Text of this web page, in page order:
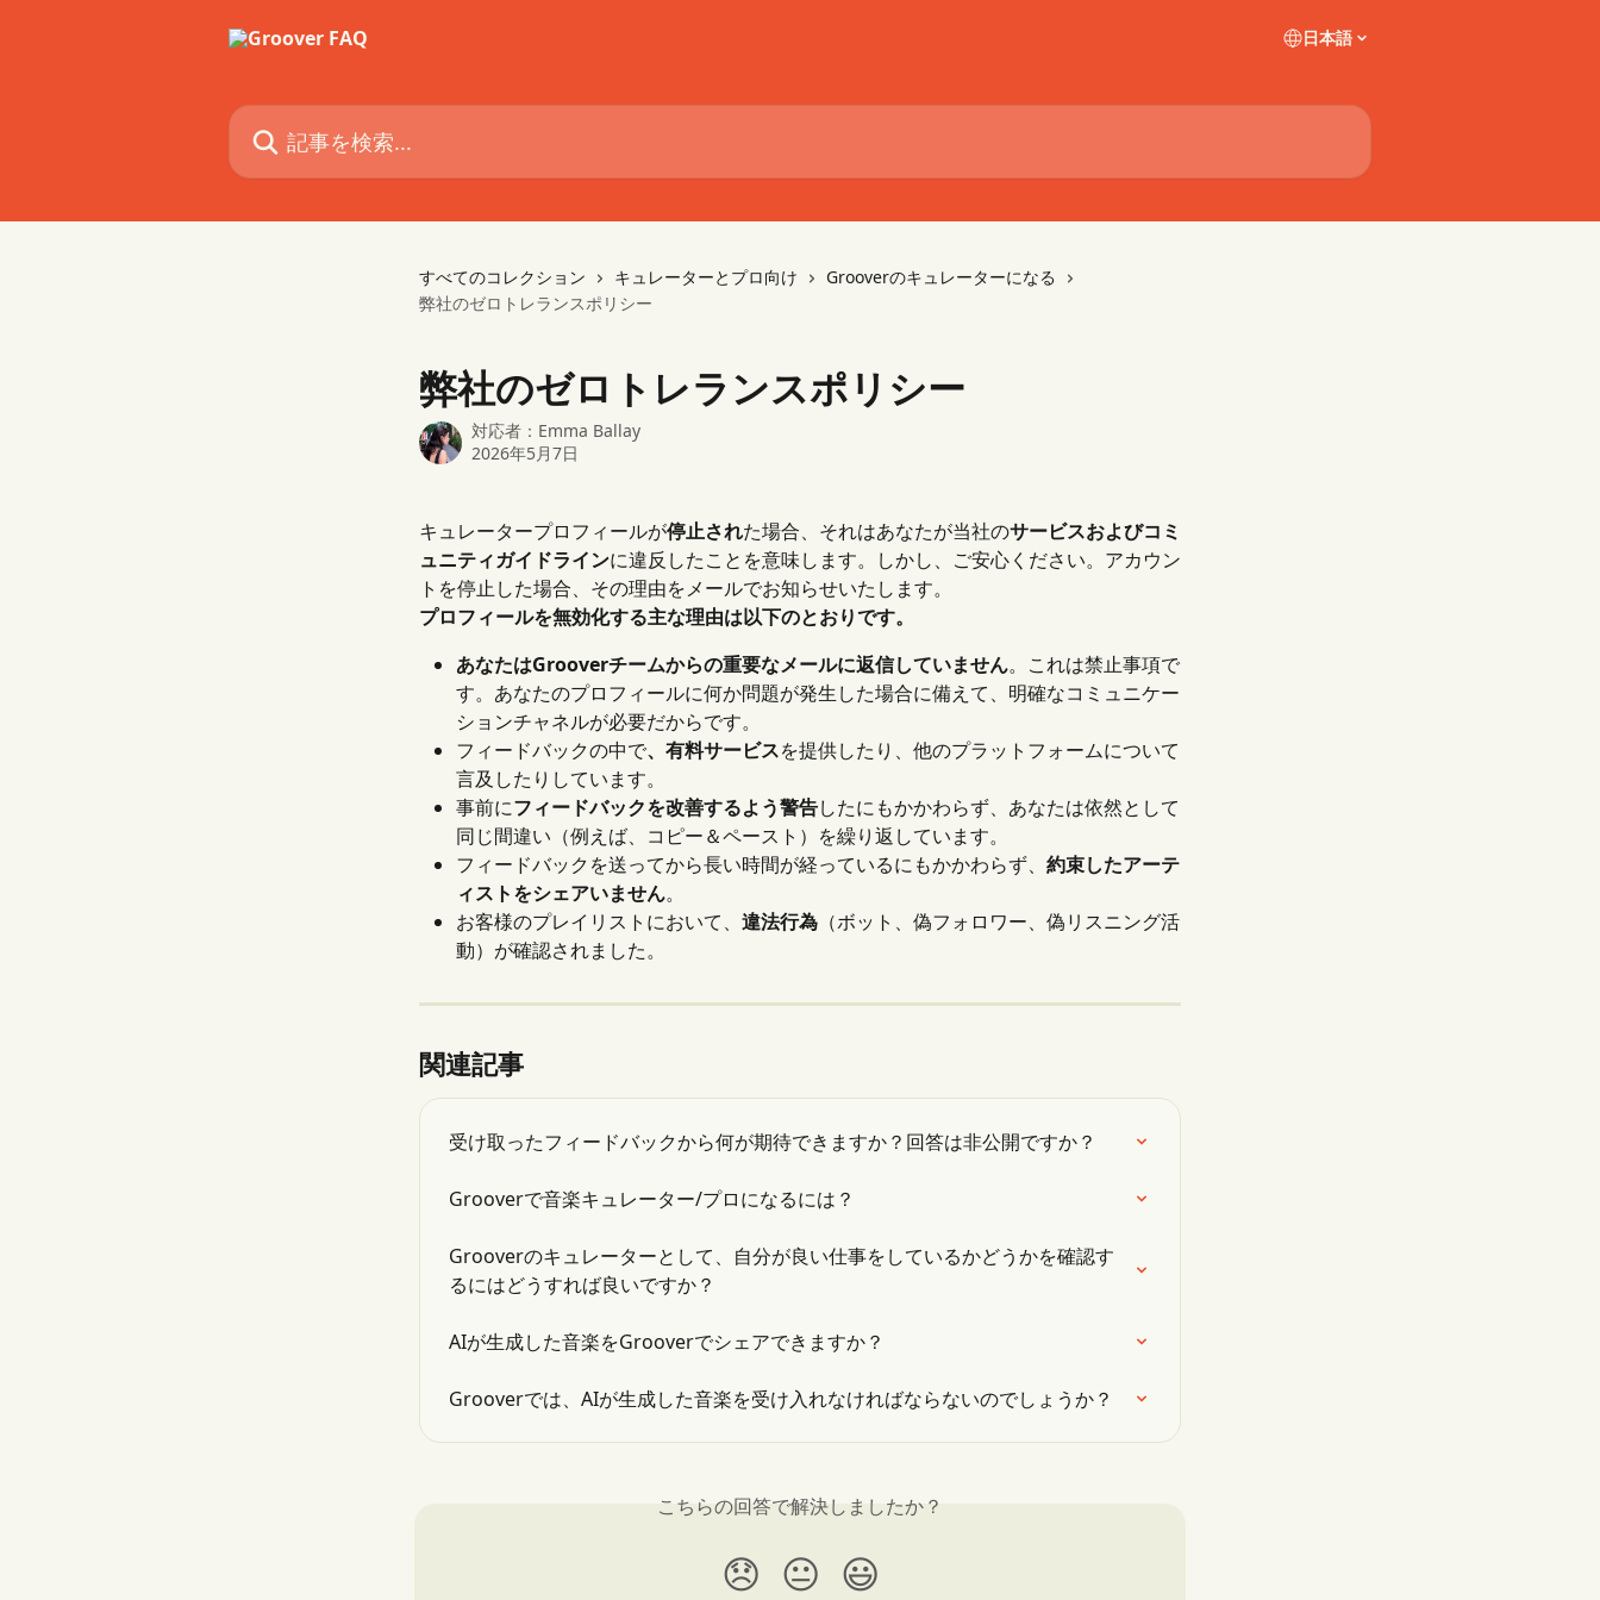
日本語
記事を検索...
すべてのコレクション キュレーターとプロ向け
Grooverのキュレーターになる
弊社のゼロトレランスポリシー
弊社のゼロトレランスポリシー
対応者： Emma Ballay
2026年5月7日
キュレータープロフィールが停止された場合、それはあなたが当社のサービスおよびコミ
ュニティガイドラインに違反したことを意味します。しかし、ご安心ください。アカウン
トを停止した場合、その理由をメールでお知らせいたします。
プロフィールを無効化する主な理由は以下のとおりです。
あなたはGrooverチームからの重要なメールに返信していません。これは禁止事項で
す。あなたのプロフィールに何か問題が発生した場合に備えて、明確なコミュニケー
ションチャネルが必要だからです。
フィードバックの中で、有料サービスを提供したり、他のプラットフォームについて
言及したりしています。
事前にフィードバックを改善するよう警告したにもかかわらず、あなたは依然として
同じ間違い（例えば、コピー＆ペースト）を繰り返しています。
フィードバックを送ってから長い時間が経っているにもかかわらず、 約束したアーテ
ィストをシェアいません。
お客様のプレイリストにおいて、 違法行為 （ボット、偽フォロワー、偽リスニング活
動）が確認されました。
関連記事
受け取ったフィードバックから何が期待できますか？回答は非公開ですか？
Grooverで音楽キュレーター/プロになるには？
Grooverのキュレーターとして、自分が良い仕事をしているかどうかを確認す
るにはどうすれば良いですか？
AIが生成した音楽をGrooverでシェアできますか？
Grooverでは、AIが生成した音楽を受け入れなければならないのでしょうか？
こちらの回答で解決しましたか？
😞 😐 😃